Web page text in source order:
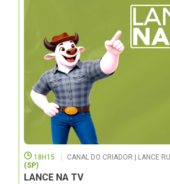
18H15 CANAL DO CRIADOR | LANCE
(SP)
LANCE NA TV